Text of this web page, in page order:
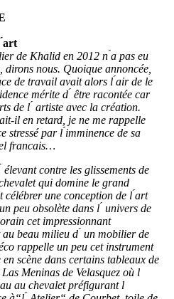
́art
de Khalid en 2012 n ́a pas eu
dirons nous. Quoique annoncée,
de travail avait alors l ́air de le
mérite d ́ être racontée car
de l ́ artiste avec la création.
il en retard, je ne me rappelle
stressé par l ́imminence de sa
francais…
contre les glissements de
qui domine le grand
célébrer une conception de l ́art
peu obsolète dans l ́ univers de
cet impressionnant
beau milieu d ́ un mobilier de
rappelle un peu cet instrument
scène dans certains tableaux de
Meninas de Velasquez où l
au chevalet préfigurant l